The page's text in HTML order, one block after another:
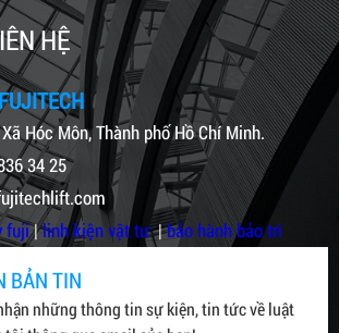
HỆ
Hóc Môn, Thành phố Hồ Chí Minh.
34 25
fuji|linh kiện vật tư|bảo hành bảo trì
BẢN TIN
những thông tin sự kiện, tin tức về luật